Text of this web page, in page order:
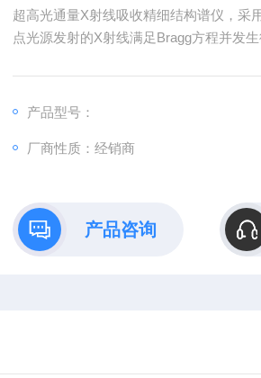
超高光通量X射线吸收精细结构谱仪，采
点光源发射的X射线满足Bragg方程并发
产品型号：
厂商性质：经销商
产品咨询